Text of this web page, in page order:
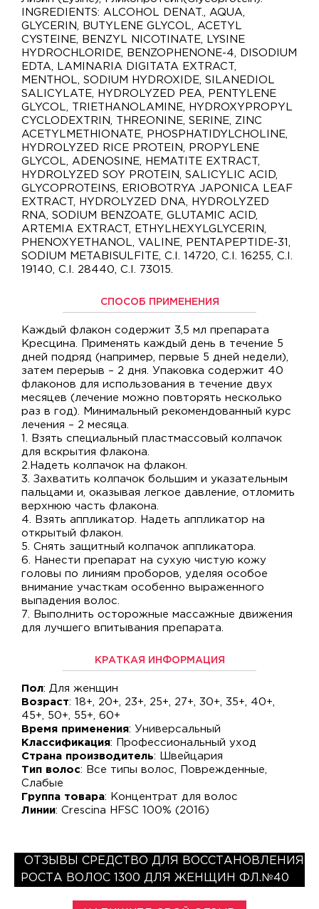
INGREDIENTS: ALCOHOL DENAT., AQUA,
GLYCERIN, BUTYLENE GLYCOL, ACETYL
CYSTEINE, BENZYL NICOTINATE, LYSINE
HYDROCHLORIDE, BENZOPHENONE-4, DISODIUM
EDTA, LAMINARIA DIGITATA EXTRACT,
MENTHOL, SODIUM HYDROXIDE, SILANEDIOL
SALICYLATE, HYDROLYZED PEA, PENTYLENE
GLYCOL, TRIETHANOLAMINE, HYDROXYPROPYL
CYCLODEXTRIN, THREONINE, SERINE, ZINC
ACETYLMETHIONATE, PHOSPHATIDYLCHOLINE,
HYDROLYZED RICE PROTEIN, PROPYLENE
GLYCOL, ADENOSINE, HEMATITE EXTRACT,
HYDROLYZED SOY PROTEIN, SALICYLIC ACID,
GLYCOPROTEINS, ERIOBOTRYA JAPONICA LEAF
EXTRACT, HYDROLYZED DNA, HYDROLYZED
RNA, SODIUM BENZOATE, GLUTAMIC ACID,
ARTEMIA EXTRACT, ETHYLHEXYLGLYCERIN,
PHENOXYETHANOL, VALINE, PENTAPEPTIDE-31,
SODIUM METABISULFITE, C.I. 14720, C.I. 16255, C.I.
19140, C.I. 28440, C.I. 73015.
СПОСОБ ПРИМЕНЕНИЯ
Каждый флакон содержит 3,5 мл препарата
Кресцина. Применять каждый день в течение 5
дней подряд (например, первые 5 дней недели),
затем перерыв – 2 дня. Упаковка содержит 40
флаконов для использования в течение двух
месяцев (лечение можно повторять несколько
раз в год). Минимальный рекомендованный курс
лечения – 2 месяца.
1. Взять специальный пластмассовый колпачок
для вскрытия флакона.
2.Надеть колпачок на флакон.
3. Захватить колпачок большим и указательным
пальцами и, оказывая легкое давление, отломить
верхнюю часть флакона.
4. Взять аппликатор. Надеть аппликатор на
открытый флакон.
5. Снять защитный колпачок аппликатора.
6. Нанести препарат на сухую чистую кожу
головы по линиям проборов, уделяя особое
внимание участкам особенно выраженного
выпадения волос.
7. Выполнить осторожные массажные движения
для лучшего впитывания препарата.
КРАТКАЯ ИНФОРМАЦИЯ
Пол: Для женщин
Возраст: 18+, 20+, 23+, 25+, 27+, 30+, 35+, 40+,
45+, 50+, 55+, 60+
Время применения: Универсальный
Классификация: Профессиональный уход
Страна производитель: Швейцария
Тип волос: Все типы волос, Поврежденные,
Слабые
Группа товара: Концентрат для волос
Линии: Crescina HFSC 100% (2016)
ОТЗЫВЫ СРЕДСТВО ДЛЯ ВОССТАНОВЛЕНИЯ
РОСТА ВОЛОС 1300 ДЛЯ ЖЕНЩИН ФЛ.№40